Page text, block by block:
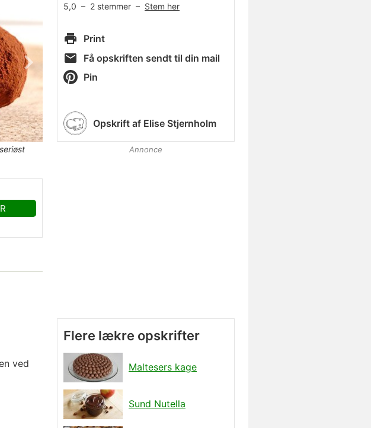
ved
5,0 – 2 stemmer – Stem her
Print
Få opskriften sendt til din mail
Pin
Opskrift af Elise Stjernholm
Annonce
Flere lækre opskrifter
Maltesers kage
Sund Nutella